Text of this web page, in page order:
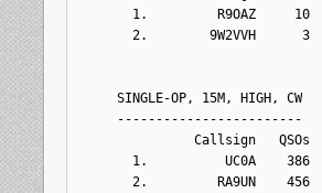
1.         R9OAZ     10
2.        9W2VVH      3
SINGLE-OP, 15M, HIGH, CW
------------------------
Callsign   QSOs  Points
1.          UC0A    386
2.         RA9UN    456